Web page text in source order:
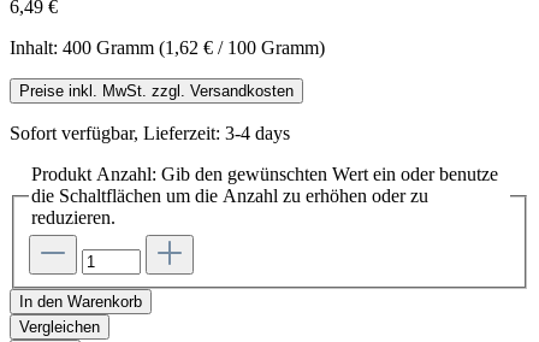
6,49 €
Inhalt: 400 Gramm (1,62 € / 100 Gramm)
Preise inkl. MwSt. zzgl. Versandkosten
Sofort verfügbar, Lieferzeit: 3-4 days
Produkt Anzahl: Gib den gewünschten Wert ein oder benutze
die Schaltflächen um die Anzahl zu erhöhen oder zu
reduzieren.
In den Warenkorb
Vergleichen